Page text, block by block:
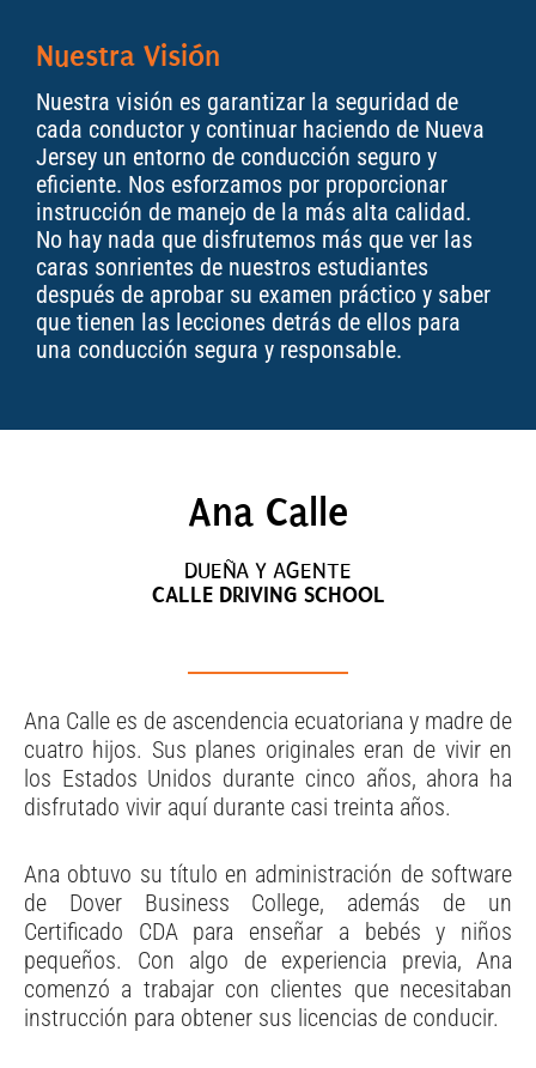
Nuestra Visión
Nuestra visión es garantizar la seguridad de
cada conductor y continuar haciendo de Nueva
Jersey un entorno de conducción seguro y
eficiente. Nos esforzamos por proporcionar
instrucción de manejo de la más alta calidad.
No hay nada que disfrutemos más que ver las
caras sonrientes de nuestros estudiantes
después de aprobar su examen práctico y saber
que tienen las lecciones detrás de ellos para
una conducción segura y responsable.
Ana Calle
DUEÑA Y AGENTE
CALLE DRIVING SCHOOL
Ana Calle es de ascendencia ecuatoriana y madre de
cuatro hijos. Sus planes originales eran de vivir en
los Estados Unidos durante cinco años, ahora ha
disfrutado vivir aquí durante casi treinta años.
Ana obtuvo su título en administración de software
de Dover Business College, además de un
Certificado CDA para enseñar a bebés y niños
pequeños. Con algo de experiencia previa, Ana
comenzó a trabajar con clientes que necesitaban
instrucción para obtener sus licencias de conducir.